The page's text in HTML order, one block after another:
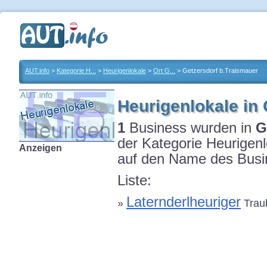
AUT.info > Kategorie H... > Heurigenlokale > Ort G... > Getzersdorf b.Traismauer
Anzeigen
Heurigenlokale in
1 Business wurden in
der Kategorie
auf den Name des
Liste:
» Laternderlheuriger